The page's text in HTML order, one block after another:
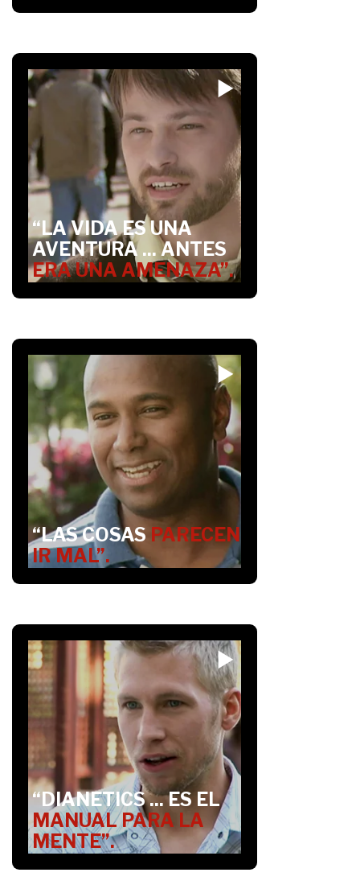
“LA VIDA ES UNA
AVENTURA ... ANTES
ERA UNA AMENAZA”.
“LAS COSAS PARECEN
IR MAL”.
“DIANETICS ... ES EL
MANUAL PARA LA
MENTE”.